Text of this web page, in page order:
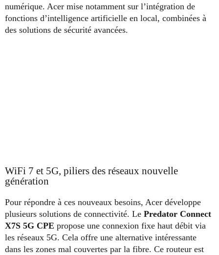
numérique. Acer mise notamment sur l’intégration de
fonctions d’intelligence artificielle en local, combinées à
des solutions de sécurité avancées.
WiFi 7 et 5G, piliers des réseaux nouvelle
génération
Pour répondre à ces nouveaux besoins, Acer développe
plusieurs solutions de connectivité. Le Predator Connect
X7S 5G CPE propose une connexion fixe haut débit via
les réseaux 5G. Cela offre une alternative intéressante
dans les zones mal couvertes par la fibre. Ce routeur est